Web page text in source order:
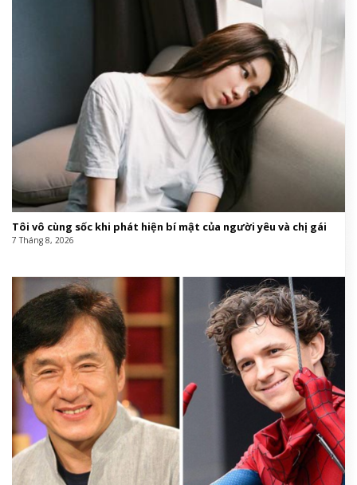
Tôi vô cùng sốc khi phát hiện bí mật của người yêu và chị gái
7 Tháng 8, 2026